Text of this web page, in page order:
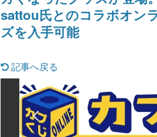
氏が登壇する予
sattou氏とのコラボオン
ズを入手可能
記事へ戻る